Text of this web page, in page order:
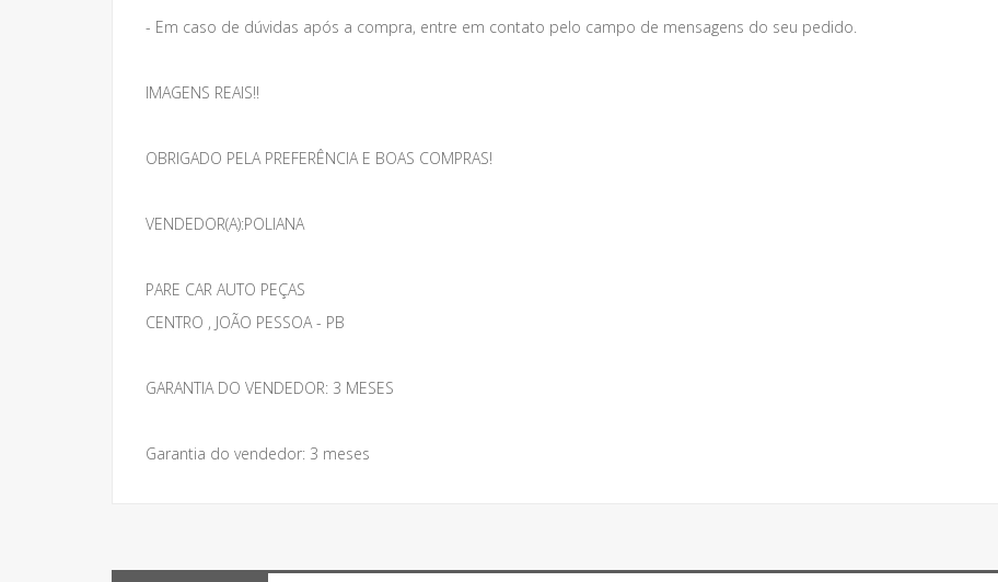
- Em caso de dúvidas após a compra, entre em contato pelo campo de mensagens do seu pedido.
IMAGENS REAIS!!
OBRIGADO PELA PREFERÊNCIA E BOAS COMPRAS!
VENDEDOR(A):POLIANA
PARE CAR AUTO PEÇAS
CENTRO , JOÃO PESSOA - PB
GARANTIA DO VENDEDOR: 3 MESES
Garantia do vendedor: 3 meses